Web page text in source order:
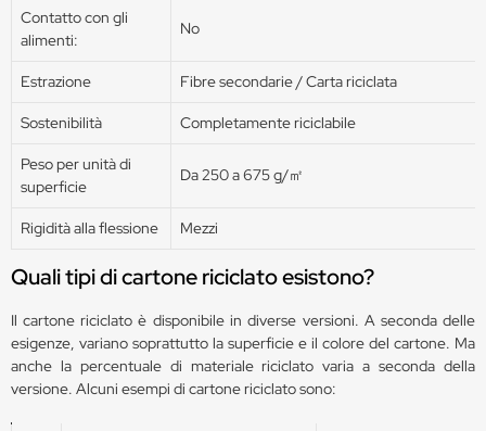
Contatto con gli
alimenti:
No
Estrazione Fibre secondarie / Carta riciclata
Sostenibilità Completamente riciclabile
Peso per unità di
superficie
Da 250 a 675 g/㎡
Rigidità alla flessione Mezzi
Quali tipi di cartone riciclato esistono?
Il cartone riciclato è disponibile in diverse versioni. A seconda delle
esigenze, variano soprattutto la superficie e il colore del cartone. Ma
anche la percentuale di materiale riciclato varia a seconda della
versione. Alcuni esempi di cartone riciclato sono: